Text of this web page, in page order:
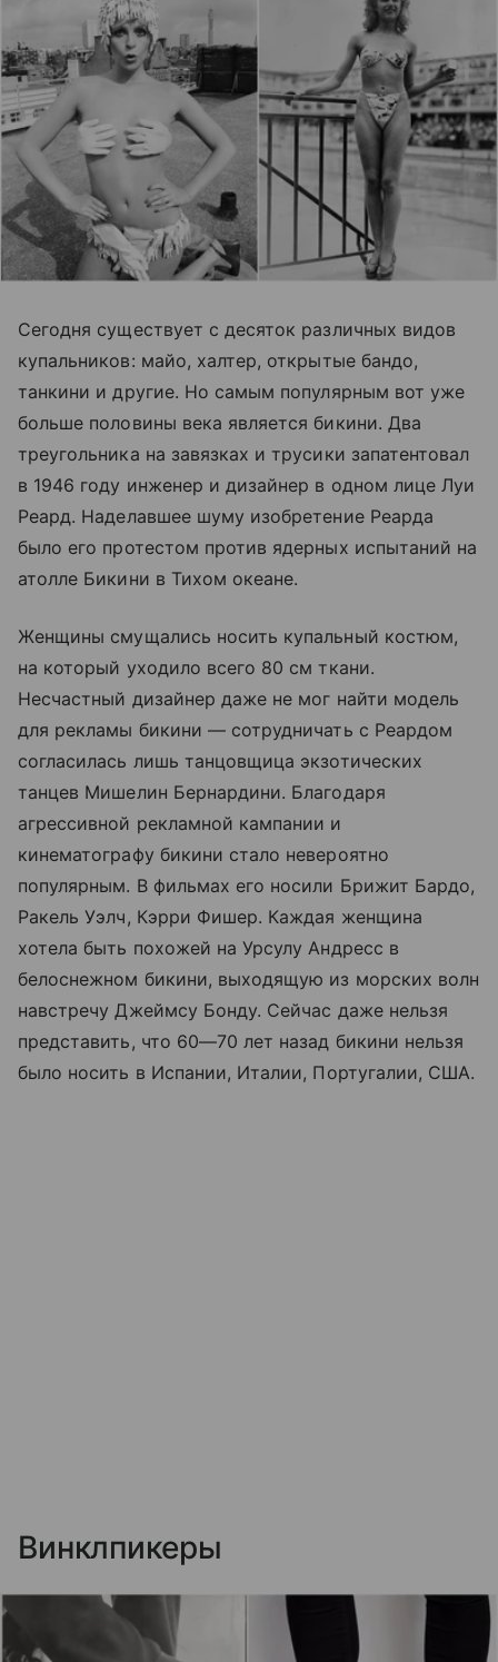
Сегодня существует с десяток различных видов
купальников: майо, халтер, открытые бандо,
танкини и другие. Но самым популярным вот уже
больше половины века является бикини. Два
треугольника на завязках и трусики запатентовал
в 1946 году инженер и дизайнер в одном лице Луи
Реард. Наделавшее шуму изобретение Реарда
было его протестом против ядерных испытаний на
атолле Бикини в Тихом океане.
Женщины смущались носить купальный костюм,
на который уходило всего 80 см ткани.
Несчастный дизайнер даже не мог найти модель
для рекламы бикини — сотрудничать с Реардом
согласилась лишь танцовщица экзотических
танцев Мишелин Бернардини. Благодаря
агрессивной рекламной кампании и
кинематографу бикини стало невероятно
популярным. В фильмах его носили Брижит Бардо,
Ракель Уэлч, Кэрри Фишер. Каждая женщина
хотела быть похожей на Урсулу Андресс в
белоснежном бикини, выходящую из морских волн
навстречу Джеймсу Бонду. Сейчас даже нельзя
представить, что 60—70 лет назад бикини нельзя
было носить в Испании, Италии, Португалии, США.
Винклпикеры